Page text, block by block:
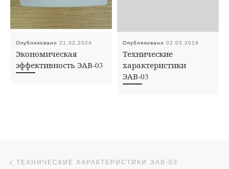
Опубликовано 21.02.2024
Экономическая
эффективность ЭАВ-03
Опубликовано 02.03.2016
Технические
характеристики
ЭАВ-03
Навигация по записям
ТЕХНИЧЕСКИЕ ХАРАКТЕРИСТИКИ ЭАВ-03